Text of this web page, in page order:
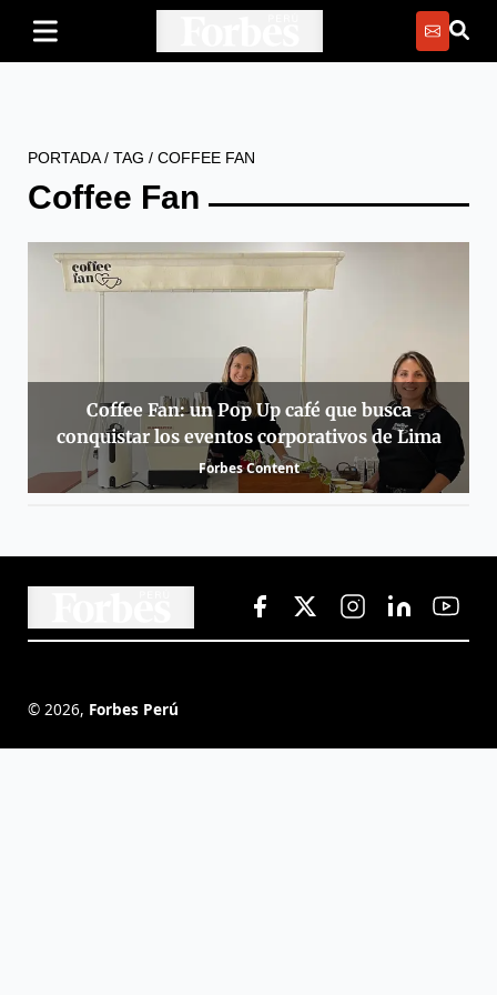
PORTADA/ TAG / COFFEE FAN
Coffee Fan
Coffee Fan: un Pop Up café que busca
conquistar los eventos corporativos de Lima
Forbes Content
© 2026, Forbes Perú